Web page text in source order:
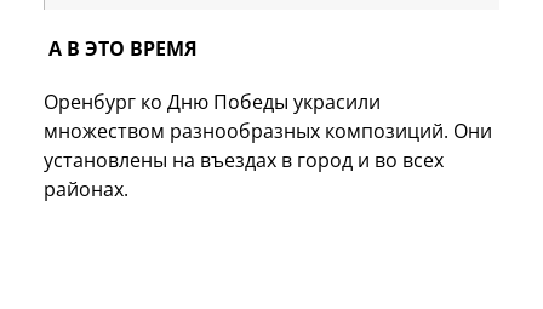
А В ЭТО ВРЕМЯ
Оренбург ко Дню Победы украсили
множеством разнообразных композиций. Они
установлены на въездах в город и во всех
районах.